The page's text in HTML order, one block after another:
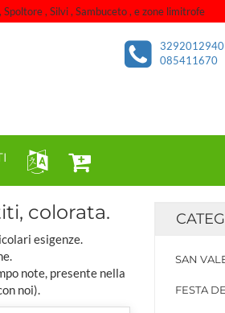
, Silvi , Sambuceto , e zone limitrofe
3292012940
085411670
colorata.
esigenze.
note, presente nella
noi).
SAN
FESTA